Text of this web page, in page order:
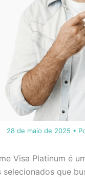
28 de maio de 2025 •
Visa Platinum é
selecionados que